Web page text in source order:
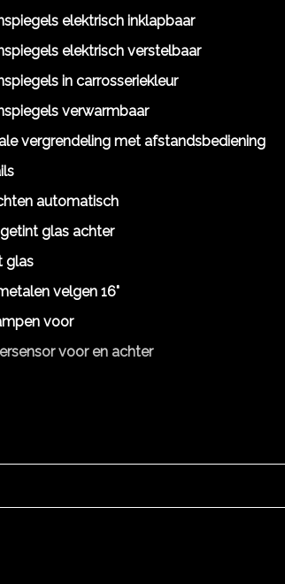
elektrisch inklapbaar
elektrisch verstelbaar
in carrosseriekleur
verwarmbaar
vergrendeling met afstandsbediening
automatisch
glas achter
glas
velgen 16"
voor
voor en achter